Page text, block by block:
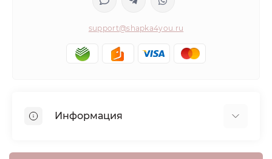
support@shapka4you.ru
Информация